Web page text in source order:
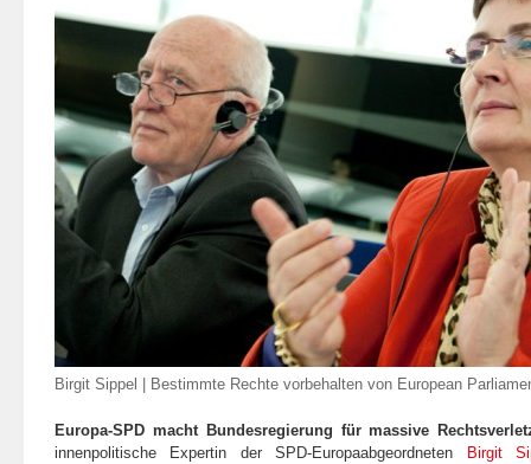
Birgit Sippel | Bestimmte Rechte vorbehalten von European
Europa-SPD macht Bundesregierung für massive
innenpolitische Expertin der SPD-Europaabgeordneten Birgit